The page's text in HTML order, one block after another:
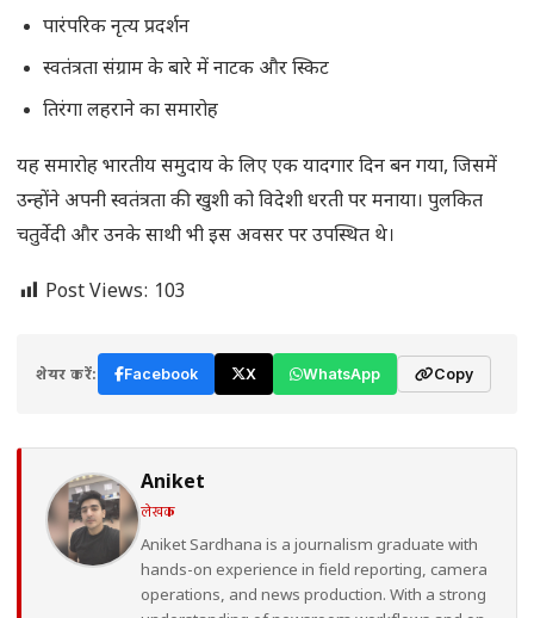
पारंपरिक नृत्य प्रदर्शन
स्वतंत्रता संग्राम के बारे में नाटक और स्किट
तिरंगा लहराने का समारोह
यह समारोह भारतीय समुदाय के लिए एक यादगार दिन बन गया, जिसमें
उन्होंने अपनी स्वतंत्रता की खुशी को विदेशी धरती पर मनाया। पुलकित
चतुर्वेदी और उनके साथी भी इस अवसर पर उपस्थित थे।
Post Views: 103
शेयर करें: Facebook X WhatsApp Copy
Aniket
लेखक
Aniket Sardhana is a journalism graduate with
hands-on experience in field reporting, camera
operations, and news production. With a strong